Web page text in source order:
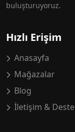
buluşturuyoruz.
Hızlı Erişim
Anasayfa
Mağazalar
Blog
İletişim &